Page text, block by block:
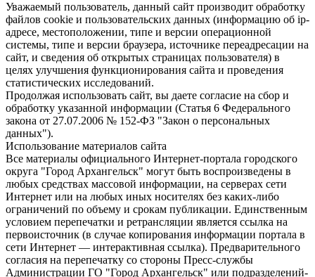
Уважаемый пользователь, данный сайт производит обработку
файлов cookie и пользовательских данных (информацию об ip-
адресе, местоположении, типе и версии операционной
системы, типе и версии браузера, источнике переадресации на
сайт, и сведения об открытых страницах пользователя) в
целях улучшения функционирования сайта и проведения
статистических исследований.
Продолжая использовать сайт, вы даете согласие на сбор и
обработку указанной информации (Статья 6 Федерального
закона от 27.07.2006 № 152-ФЗ "Закон о персональных
данных").
Использование материалов сайта
Все материалы официального Интернет-портала городского
округа "Город Архангельск" могут быть воспроизведены в
любых средствах массовой информации, на серверах сети
Интернет или на любых иных носителях без каких-либо
ограничений по объему и срокам публикации. Единственным
условием перепечатки и ретрансляции является ссылка на
первоисточник (в случае копирования информации портала в
сети Интернет — интерактивная ссылка). Предварительного
согласия на перепечатку со стороны Пресс-службы
Администрации ГО "Город Архангельск" или подразделений-